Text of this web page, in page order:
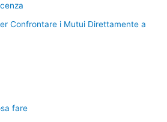
Confrontare i Mutui Direttamente a
fare